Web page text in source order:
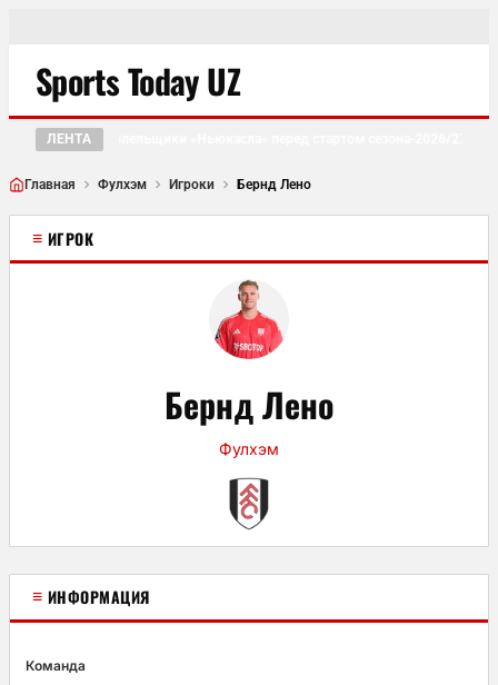
Sports Today UZ
ЛЕНТА
●
Главная Фулхэм Игроки Бернд Лено
≡ ИГРОК
Бернд Лено
Фулхэм
≡ ИНФОРМАЦИЯ
Команда